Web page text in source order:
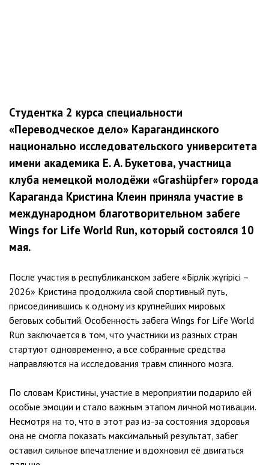
Студентка 2 курса специальности
«Переводческое дело» Карагандинского
национально исследовательского университета
имени академика Е. А. Букетова, участница
клуба немецкой молодёжи «Grashüpfer» города
Караганда Кристина Клеин приняла участие в
международном благотворительном забеге
Wings for Life World Run, который состоялся 10
мая.
После участия в республиканском забеге «Бірлік жүгірісі –
2026» Кристина продолжила свой спортивный путь,
присоединившись к одному из крупнейших мировых
беговых событий. Особенность забега Wings for Life World
Run заключается в том, что участники из разных стран
стартуют одновременно, а все собранные средства
направляются на исследования травм спинного мозга.
По словам Кристины, участие в мероприятии подарило ей
особые эмоции и стало важным этапом личной мотивации.
Несмотря на то, что в этот раз из-за состояния здоровья
она не смогла показать максимальный результат, забег
оставил сильное впечатление и вдохновил её двигаться